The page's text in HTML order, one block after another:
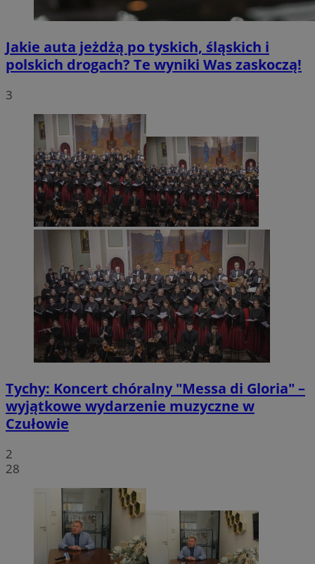
Jakie auta jeżdżą po tyskich, śląskich i
polskich drogach? Te wyniki Was zaskoczą!
3
Tychy: Koncert chóralny "Messa di Gloria" –
wyjątkowe wydarzenie muzyczne w
Czułowie
2
28